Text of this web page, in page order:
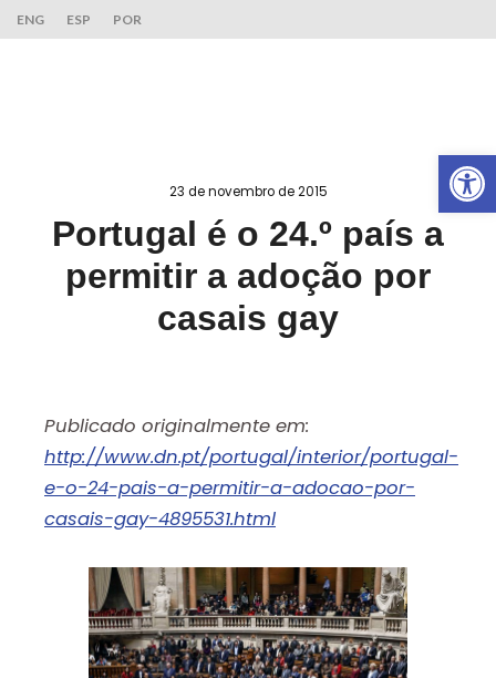
ENG ESP POR
23 de novembro de 2015
Portugal é o 24.º país a
permitir a adoção por
casais gay
Publicado originalmente em:
http://www.dn.pt/portugal/interior/portugal-
e-o-24-pais-a-permitir-a-adocao-por-
casais-gay-4895531.html